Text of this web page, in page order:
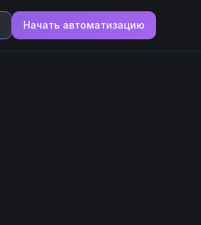
Начать автоматизацию